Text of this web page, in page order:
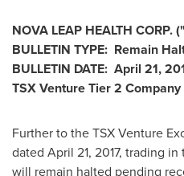
NOVA LEAP HEALTH CORP.
BULLETIN TYPE: Remain
BULLETIN DATE: April 21,
TSX Venture Tier 2 Company
Further to the TSX Venture
dated April 21, 2017, trading in
will remain halted pending